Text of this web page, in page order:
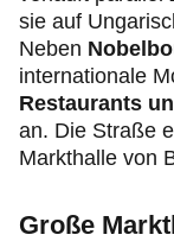
sie auf
Neben
internationale
Restaurants
an. Die Straße
Markthalle von
Große